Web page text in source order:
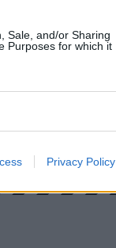
Sale, and/or Sharing
Purposes for which it
Privacy Policy